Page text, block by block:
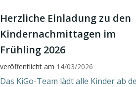
Herzliche Einladung zu den
Kindernachmittagen im
Frühling 2026
veröffentlicht am 14/03/2026
Das KiGo-Team lädt alle Kinder ab